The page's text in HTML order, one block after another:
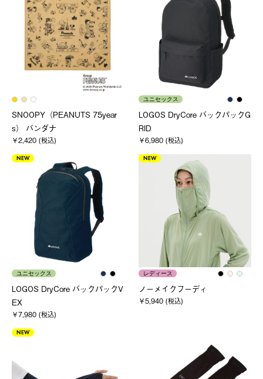
SNOOPY（PEANUTS 75year
s） バンダナ
￥2,420 (税込)
ユニセックス
LOGOS DryCore バックパックG
RID
￥6,980 (税込)
NEW
ユニセックス
LOGOS DryCore バックパックV
EX
￥7,980 (税込)
NEW
レディース
ノーメイクフーディ
￥5,940 (税込)
NEW